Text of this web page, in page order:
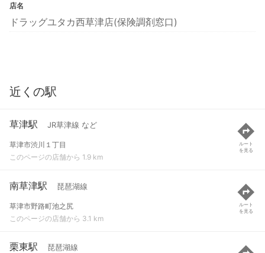
店名
ドラッグユタカ西草津店(保険調剤窓口)
近くの駅
草津駅 JR草津線 など
草津市渋川１丁目
このページの店舗から 1.9 km
ルート
を見る
南草津駅 琵琶湖線
草津市野路町池之尻
このページの店舗から 3.1 km
ルート
を見る
栗東駅 琵琶湖線